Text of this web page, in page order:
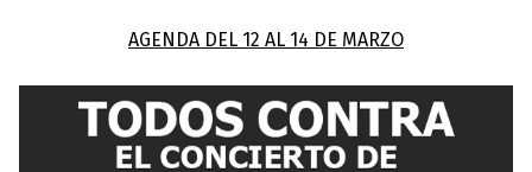
s
AGENDA DEL 12 AL 14 DE MARZO